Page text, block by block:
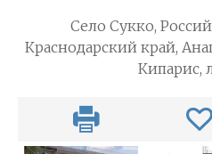
Село Сукко,
Краснодарский край,
Кипарис,